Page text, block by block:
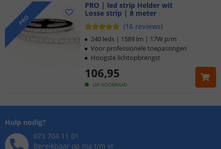
PRO
PRO | led strip Helder wit
Losse strip | 8 meter
(16 reviews)
OP VOORRAAD
106,95
240 leds | 1589 lm | 17W p/m
Voor professionele toepassingen
Hoogste lichtopbrengst
Hulp nodig?
073 704 11 01
Bereikbaar op ma t/m vr